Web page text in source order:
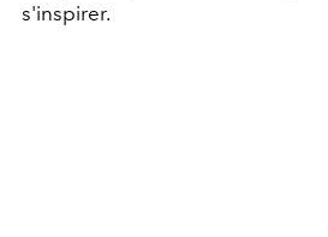
s'inspirer.